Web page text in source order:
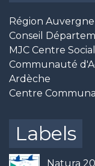
Région
Conseil
MJC Centre Social
Communauté
Ardèche
Centre
Labels
Natura